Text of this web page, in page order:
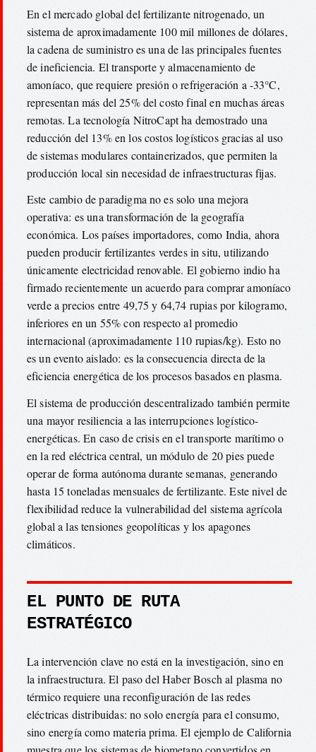
En el mercado global del fertilizante nitrogenado, un
sistema de aproximadamente 100 mil millones de dólares,
la cadena de suministro es una de las principales fuentes
de ineficiencia. El transporte y almacenamiento de
amoníaco, que requiere presión o refrigeración a -33°C,
representan más del 25% del costo final en muchas áreas
remotas. La tecnología NitroCapt ha demostrado una
reducción del 13% en los costos logísticos gracias al uso
de sistemas modulares containerizados, que permiten la
producción local sin necesidad de infraestructuras fijas.
Este cambio de paradigma no es solo una mejora
operativa: es una transformación de la geografía
económica. Los países importadores, como India, ahora
pueden producir fertilizantes verdes in situ, utilizando
únicamente electricidad renovable. El gobierno indio ha
firmado recientemente un acuerdo para comprar amoníaco
verde a precios entre 49,75 y 64,74 rupias por kilogramo,
inferiores en un 55% con respecto al promedio
internacional (aproximadamente 110 rupias/kg). Esto no
es un evento aislado: es la consecuencia directa de la
eficiencia energética de los procesos basados en plasma.
El sistema de producción descentralizado también permite
una mayor resiliencia a las interrupciones logístico-
energéticas. En caso de crisis en el transporte marítimo o
en la red eléctrica central, un módulo de 20 pies puede
operar de forma autónoma durante semanas, generando
hasta 15 toneladas mensuales de fertilizante. Este nivel de
flexibilidad reduce la vulnerabilidad del sistema agrícola
global a las tensiones geopolíticas y los apagones
climáticos.
EL PUNTO DE RUTA
ESTRATÉGICO
La intervención clave no está en la investigación, sino en
la infraestructura. El paso del Haber Bosch al plasma no
térmico requiere una reconfiguración de las redes
eléctricas distribuidas: no solo energía para el consumo,
sino energía como materia prima. El ejemplo de California